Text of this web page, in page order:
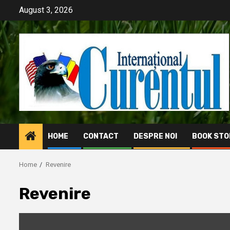
content
August 3, 2026
HOME CONTACT DESPRE NOI BOOK
Home Revenire
Revenire